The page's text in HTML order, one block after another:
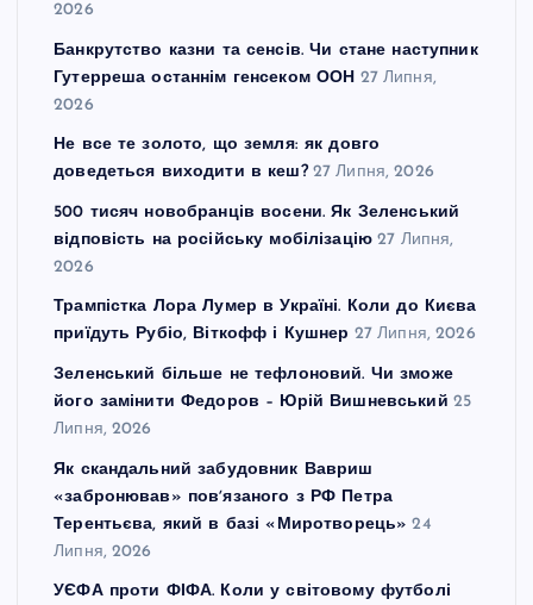
2026
Банкрутство казни та сенсів. Чи стане наступник
Гутерреша останнім генсеком ООН 27 Липня,
2026
Не все те золото, що земля: як довго
доведеться виходити в кеш? 27 Липня, 2026
500 тисяч новобранців восени. Як Зеленський
відповість на російську мобілізацію 27 Липня,
2026
Трампістка Лора Лумер в Україні. Коли до Києва
приїдуть Рубіо, Віткофф і Кушнер 27 Липня, 2026
Зеленський більше не тефлоновий. Чи зможе
його замінити Федоров – Юрій Вишневський 25
Липня, 2026
Як скандальний забудовник Вавриш
«забронював» повʼязаного з РФ Петра
Терентьєва, який в базі «Миротворець» 24
Липня, 2026
УЄФА проти ФІФА. Коли у світовому футболі